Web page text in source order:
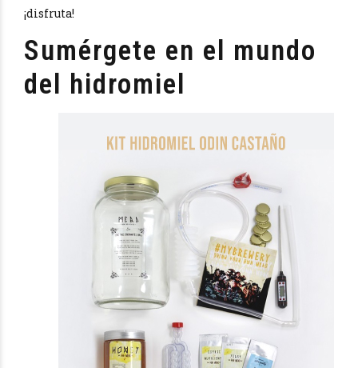
¡disfruta!
Sumérgete en el mundo
del hidromiel